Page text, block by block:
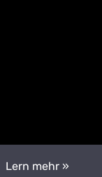
Lern mehr »